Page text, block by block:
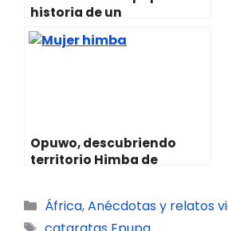
historia de un
accidentado viaje
Opuwo, descubriendo
territorio Himba de
Categorías
África,Anécdotas y relatos
Etiquetas